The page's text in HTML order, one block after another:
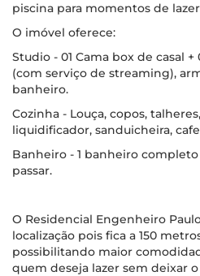
piscina para momentos de
O imóvel oferece:
Studio - 01 Cama box de casal
(com serviço de streaming),
banheiro.
Cozinha - Louça, copos,
liquidificador, sanduicheira,
Banheiro - 1 banheiro
passar.
O Residencial Engenheiro
localização pois fica a 150
possibilitando maior
quem deseja lazer sem deixar